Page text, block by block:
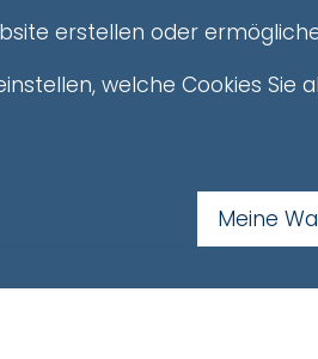
erstellen oder
welche Cookies Sie
Meine